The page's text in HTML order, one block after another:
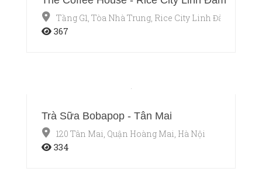
Tầng G1, Tòa Nhà Trung, Rice City Linh Đàm, Quận
367
Trà Sữa Bobapop - Tân Mai
120 Tân Mai, Quận Hoàng Mai, Hà Nội
334